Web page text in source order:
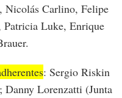
Nicolás Carlino, Felipe
Patricia Luke, Enrique
: Sergio Riskin
Lorenzatti (Junta